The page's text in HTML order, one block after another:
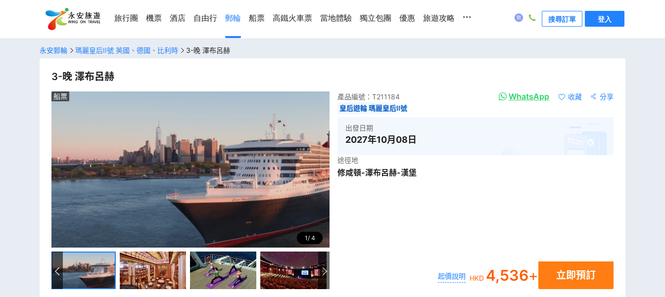
旅行團 機票 酒店 自由行 郵輪 船票 高鐵火車票 當地體驗 獨立包團 優惠 旅遊攻略 ... 搜尋訂單 登入
永安郵輪 瑪麗皇后II號 英國、德國、比利時 3-晚 澤布呂赫
3-晚 澤布呂赫
1 4
船票 產品編號： T211184 WhatsApp 收藏
分享
皇后遊輪 瑪麗皇后II號
出發日期
2027年10月08日
途徑地
修咸頓-澤布呂赫-漢堡
起價說明 HKD 4,536+ 立即預訂